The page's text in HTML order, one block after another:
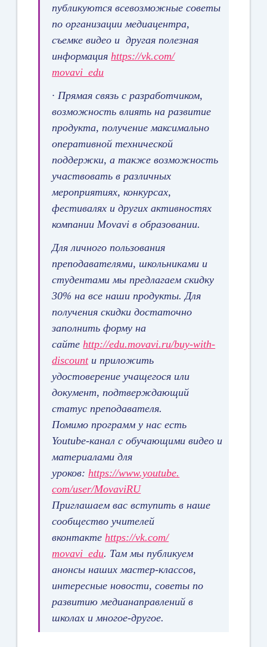
публикуются всевозможные советы
по организации медиацентра,
съемке видео и другая полезная
информация https://vk.com/
movavi_edu
· Прямая связь с разработчиком,
возможность влиять на развитие
продукта, получение максимально
оперативной технической
поддержки, а также возможность
участвовать в различных
мероприятиях, конкурсах,
фестивалях и других активностях
компании Movavi в образовании.
Для личного пользования
преподавателями, школьниками и
студентами мы предлагаем скидку
30% на все наши продукты. Для
получения скидки достаточно
заполнить форму на
сайте http://edu.movavi.ru/buy-with-
discountи приложить
удостоверение учащегося или
документ, подтверждающий
статус преподавателя.
Помимо программ у нас есть
Youtube-канал с обучающими видео и
материалами для
уроков: https://www.youtube.
com/user/MovaviRU
Приглашаем вас вступить в наше
сообщество учителей
вконтакте https://vk.com/
movavi_edu. Там мы публикуем
анонсы наших мастер-классов,
интересные новости, советы по
развитию медианаправлений в
школах и многое-другое.